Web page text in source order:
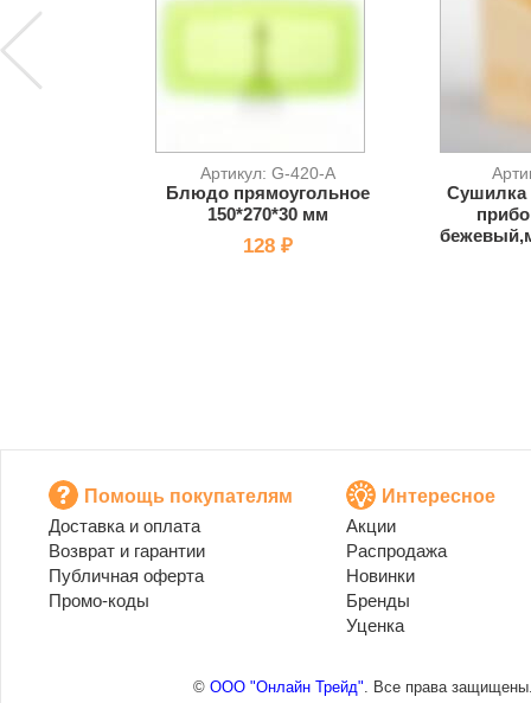
Артикул: G-420-A
Блюдо прямоугольное
150*270*30 мм
128 ₽
Сушилка
Помощь покупателям
Доставка и оплата
Возврат и гарантии
Публичная оферта
Промо-коды
Интересное
Акции
Распродажа
Новинки
Бренды
Уценка
© ООО "Онлайн Трейд". Все права